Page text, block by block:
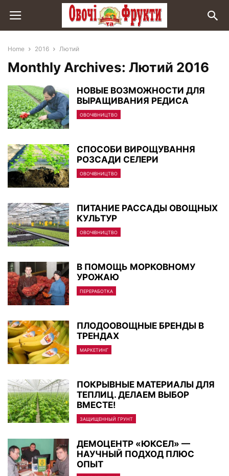
Home 2016 Лютий
Monthly Archives: Лютий 2016
НОВЫЕ ВОЗМОЖНОСТИ ДЛЯ
ВЫРАЩИВАНИЯ РЕДИСА
ОВОЧІВНИЦТВО
СПОСОБИ ВИРОЩУВАННЯ
РОЗСАДИ СЕЛЕРИ
ОВОЧІВНИЦТВО
ПИТАНИЕ РАССАДЫ ОВОЩНЫХ
КУЛЬТУР
ОВОЧІВНИЦТВО
В ПОМОЩЬ МОРКОВНОМУ
УРОЖАЮ
ПЕРЕРАБОТКА
ПЛОДООВОЩНЫЕ БРЕНДЫ В
ТРЕНДАХ
МАРКЕТИНГ
ПОКРЫВНЫЕ МАТЕРИАЛЫ ДЛЯ
ТЕПЛИЦ. ДЕЛАЕМ ВЫБОР
ВМЕСТЕ!
ЗАЩИЩЕННЫЙ ГРУНТ
ДЕМОЦЕНТР «ЮКСЕЛ» —
НАУЧНЫЙ ПОДХОД ПЛЮС
ОПЫТ